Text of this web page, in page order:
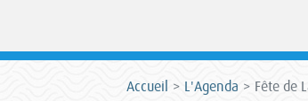
Accueil L'Agenda Fête de